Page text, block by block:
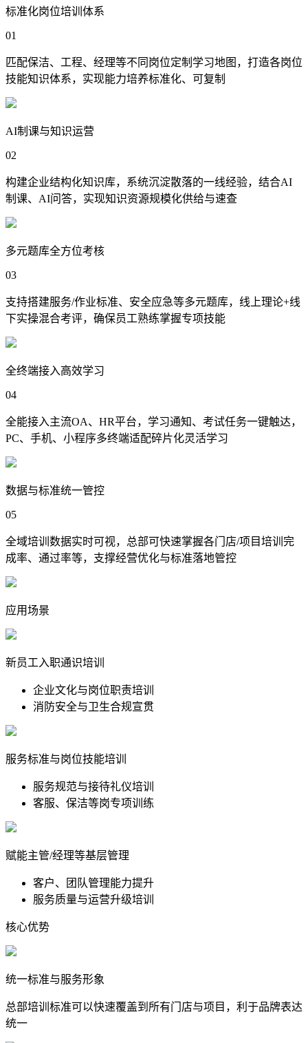
标准化岗位培训体系
01
匹配保洁、工程、经理等不同岗位定制学习地图，打造各岗位
技能知识体系，实现能力培养标准化、可复制
AI制课与知识运营
02
构建企业结构化知识库，系统沉淀散落的一线经验，结合AI
制课、AI问答，实现知识资源规模化供给与速查
多元题库全方位考核
03
支持搭建服务/作业标准、安全应急等多元题库，线上理论+线
下实操混合考评，确保员工熟练掌握专项技能
全终端接入高效学习
04
全能接入主流OA、HR平台，学习通知、考试任务一键触达，
PC、手机、小程序多终端适配碎片化灵活学习
数据与标准统一管控
05
全域培训数据实时可视，总部可快速掌握各门店/项目培训完
成率、通过率等，支撑经营优化与标准落地管控
应用场景
新员工入职通识培训
企业文化与岗位职责培训
消防安全与卫生合规宣贯
服务标准与岗位技能培训
服务规范与接待礼仪培训
客服、保洁等岗专项训练
赋能主管/经理等基层管理
客户、团队管理能力提升
服务质量与运营升级培训
核心优势
统一标准与服务形象
总部培训标准可以快速覆盖到所有门店与项目，利于品牌表达
统一